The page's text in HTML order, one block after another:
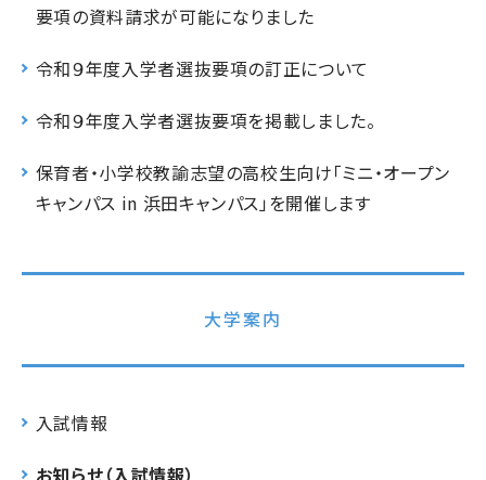
要項の資料請求が可能になりました
令和９年度入学者選抜要項の訂正について
令和９年度入学者選抜要項を掲載しました。
保育者・小学校教諭志望の高校生向け「ミニ・オープン
キャンパス in 浜田キャンパス」を開催します
大学案内
入試情報
お知らせ（入試情報）